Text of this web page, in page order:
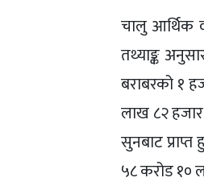
चालु आर्थिक
तथ्याङ्क
बराबरको १
लाख ८२
सुनबाट
५८ करोड १०